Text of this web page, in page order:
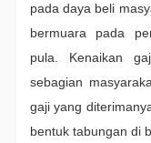
pada daya beli
bermuara pada
pula. Kenaikan
sebagian
gaji yang
bentuk tabungan di